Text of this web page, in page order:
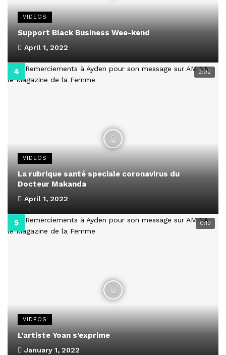
VIDEOS
Support Black Business Wee-kend
April 1, 2022
2:02
VIDEOS
La rubrique santé speciale coronavirus du
Docteur Makanda
April 1, 2022
0:13
VIDEOS
L’artiste Yoan s’exprime
January 1, 2022